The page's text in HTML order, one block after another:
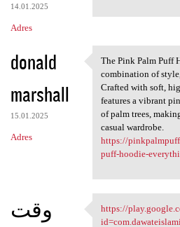
14.01.2025
Adres
donald
marshall
15.01.2025
Adres
The Pink Palm
The Pink Palm Puff
combination of
Crafted with soft,
features a vibrant
of palm trees,
casual wardrobe.
https://
puff-hoodie-
وقت https://
https://